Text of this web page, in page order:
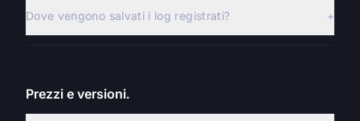
Dove vengono salvati i log registrati? +
Prezzi e versioni.